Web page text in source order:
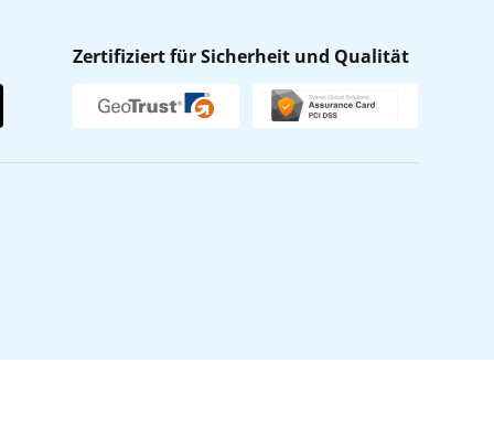
Zertifiziert für Sicherheit und Qualität